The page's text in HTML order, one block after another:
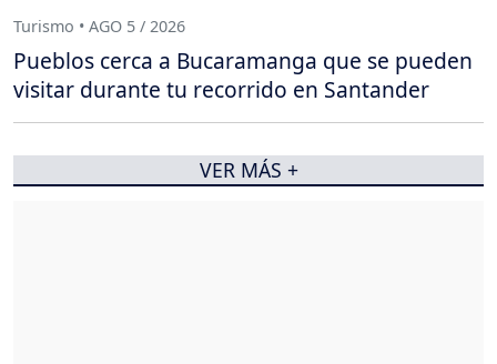
Turismo • AGO 5 / 2026
Pueblos cerca a Bucaramanga que se pueden
visitar durante tu recorrido en Santander
VER MÁS +